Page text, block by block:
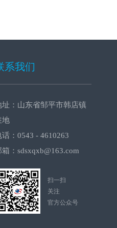
系我们
址：山东省邹平市韩店镇
地
话：0543 - 4610263
箱：sdsxqxb@163.com
扫一扫
关注
官方公众号